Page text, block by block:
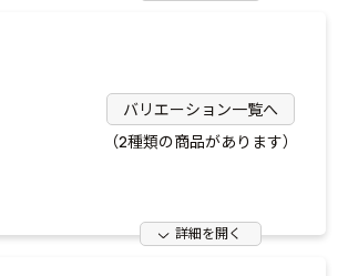
バリエーション一覧へ
（2種類の商品があります）
詳細を開く